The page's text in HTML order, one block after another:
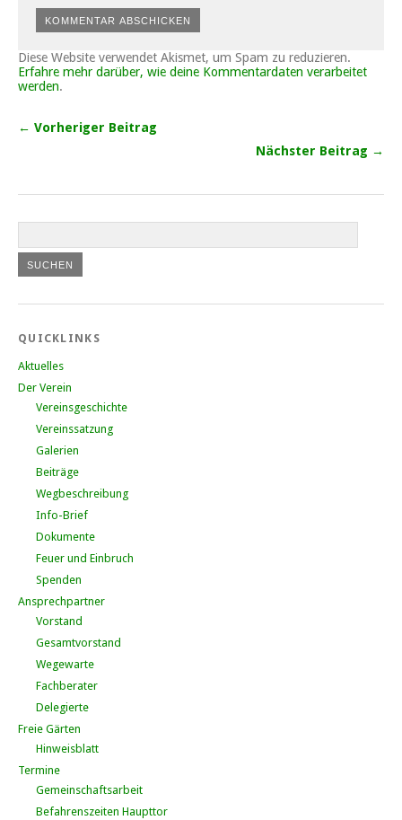
Diese Website verwendet Akismet, um Spam zu reduzieren.
Erfahre mehr darüber, wie deine Kommentardaten verarbeitet
werden.
← Vorheriger Beitrag
Nächster Beitrag →
QUICKLINKS
Aktuelles
Der Verein
Vereinsgeschichte
Vereinssatzung
Galerien
Beiträge
Wegbeschreibung
Info-Brief
Dokumente
Feuer und Einbruch
Spenden
Ansprechpartner
Vorstand
Gesamtvorstand
Wegewarte
Fachberater
Delegierte
Freie Gärten
Hinweisblatt
Termine
Gemeinschaftsarbeit
Befahrenszeiten Haupttor